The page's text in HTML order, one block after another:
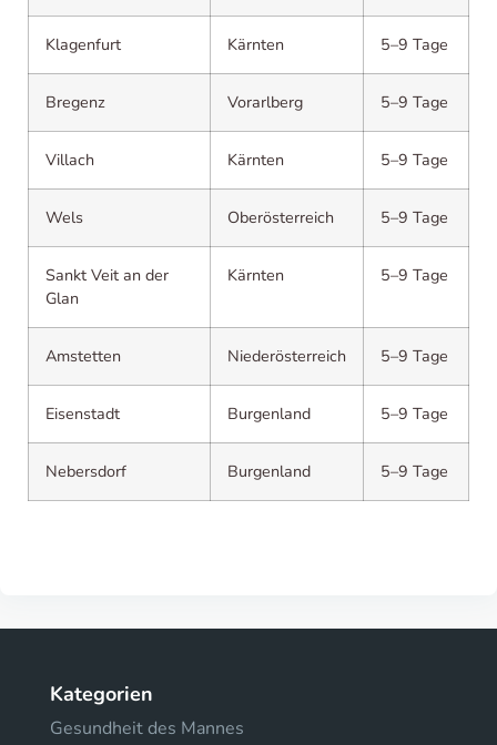
Klagenfurt Kärnten 5–9 Tage
Bregenz Vorarlberg 5–9 Tage
Villach Kärnten 5–9 Tage
Wels Oberösterreich 5–9 Tage
Sankt Veit an der
Glan
Kärnten 5–9 Tage
Amstetten Niederösterreich 5–9 Tage
Eisenstadt Burgenland 5–9 Tage
Nebersdorf Burgenland 5–9 Tage
Kategorien
Gesundheit des Mannes